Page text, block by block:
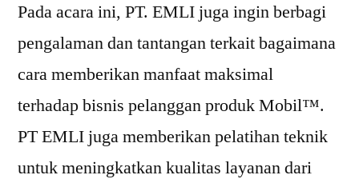
Pada acara ini, PT. EMLI juga ingin berbagi
pengalaman dan tantangan terkait bagaimana
cara memberikan manfaat maksimal
terhadap bisnis pelanggan produk Mobil™.
PT EMLI juga memberikan pelatihan teknik
untuk meningkatkan kualitas layanan dari